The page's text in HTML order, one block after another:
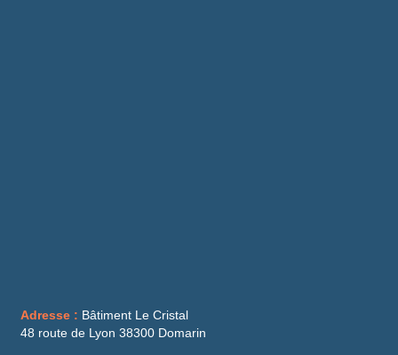
Adresse : Bâtiment Le Cristal
48 route de Lyon 38300 Domarin